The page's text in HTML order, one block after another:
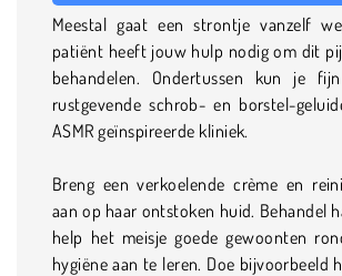
Meestal gaat een strontje vanzelf
patiënt heeft jouw hulp nodig om dit
behandelen. Ondertussen kun je
rustgevende schrob- en borstel-
ASMR geïnspireerde kliniek.
Breng een verkoelende crème en
aan op haar ontstoken huid. Behandel
help het meisje goede gewoonten
hygiëne aan te leren. Doe bijvoorbeeld